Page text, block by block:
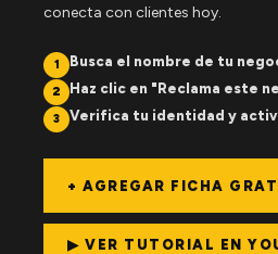
conecta con clientes hoy.
1 Busca el nombre de tu
2 Haz clic en "Reclama este
3 Verifica tu identidad y
+ AGREGAR FICHA
▶ VER TUTORIAL EN